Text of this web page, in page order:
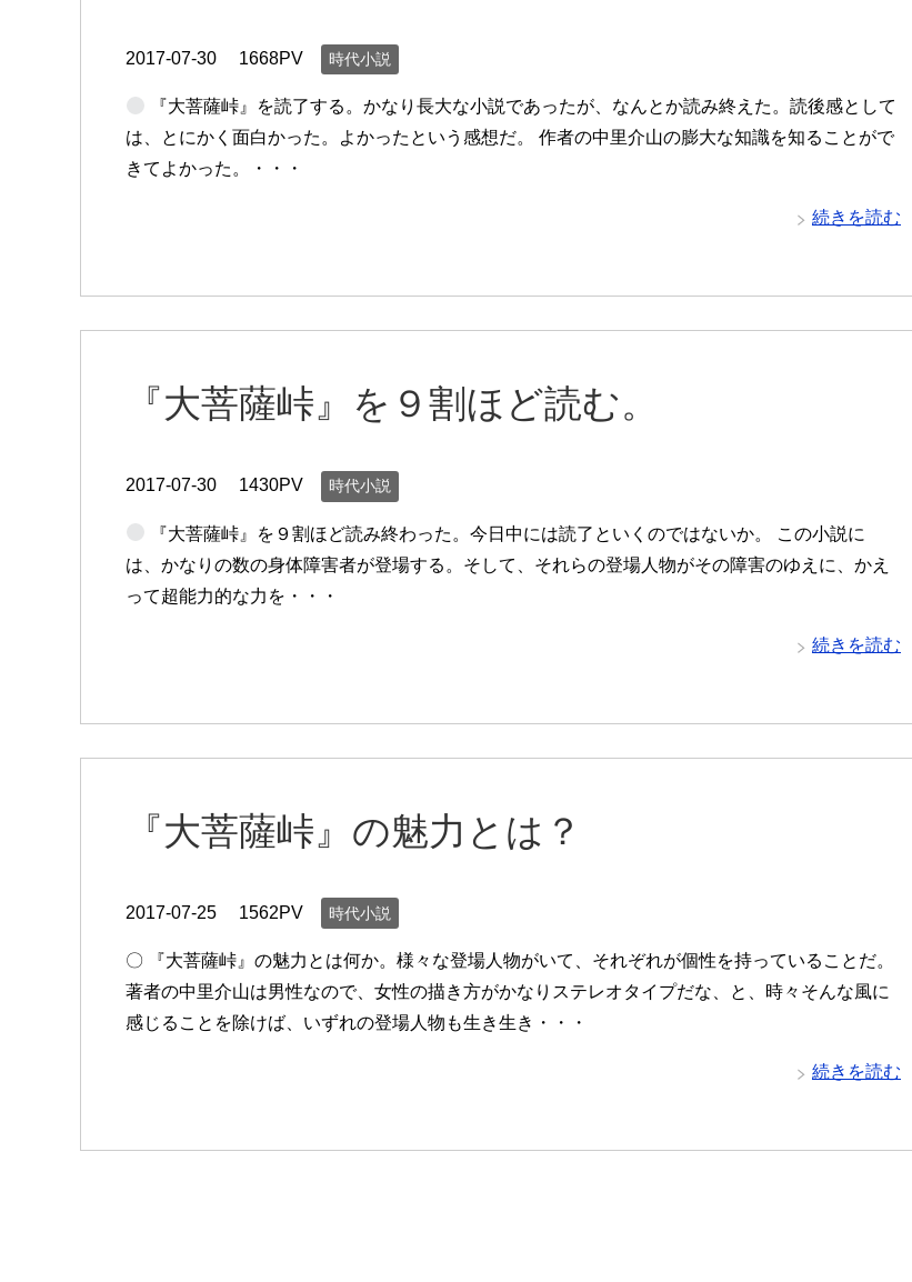
2017-07-30 1668PV 時代小説
『大菩薩峠』を読了する。かなり長大な小説であったが、なんとか読み終えた。読後感として
は、とにかく面白かった。よかったという感想だ。 作者の中里介山の膨大な知識を知ることがで
きてよかった。・・・
続きを読む
『大菩薩峠』を９割ほど読む。
2017-07-30 1430PV 時代小説
『大菩薩峠』を９割ほど読み終わった。今日中には読了といくのではないか。 この小説に
は、かなりの数の身体障害者が登場する。そして、それらの登場人物がその障害のゆえに、かえ
って超能力的な力を・・・
続きを読む
『大菩薩峠』の魅力とは？
2017-07-25 1562PV 時代小説
〇 『大菩薩峠』の魅力とは何か。様々な登場人物がいて、それぞれが個性を持っていることだ。
著者の中里介山は男性なので、女性の描き方がかなりステレオタイプだな、と、時々そんな風に
感じることを除けば、いずれの登場人物も生き生き・・・
続きを読む